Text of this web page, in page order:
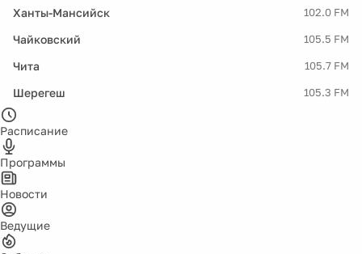
Ханты-Мансийск 102.0 FM
Чайковский 105.5 FM
Чита 105.7 FM
Шерегеш 105.3 FM
Расписание
Программы
Новости
Ведущие